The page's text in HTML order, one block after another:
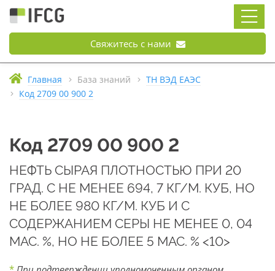
Свяжитесь с нами
Главная База знаний
ТН ВЭД ЕАЭС
Код 2709 00 900 2
Код 2709 00 900 2
НЕФТЬ СЫРАЯ ПЛОТНОСТЬЮ ПРИ 20
ГРАД. С НЕ МЕНЕЕ 694, 7 КГ/М. КУБ, НО
НЕ БОЛЕЕ 980 КГ/М. КУБ И С
СОДЕРЖАНИЕМ СЕРЫ НЕ МЕНЕЕ 0, 04
МАС. %, НО НЕ БОЛЕЕ 5 МАС. % <10>